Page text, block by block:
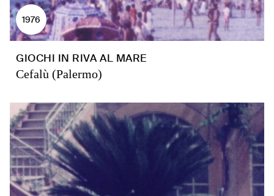
1976
GIOCHI IN RIVA AL MARE
Cefalù (Palermo)